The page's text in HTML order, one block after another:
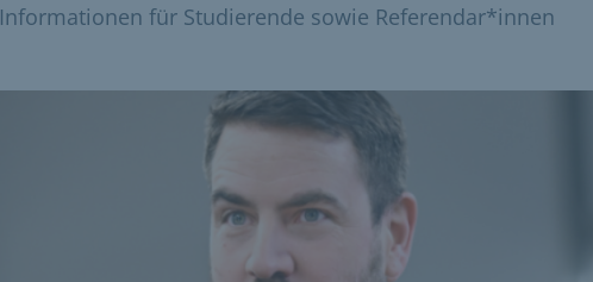
Informationen für Studierende sowie Referendar*innen